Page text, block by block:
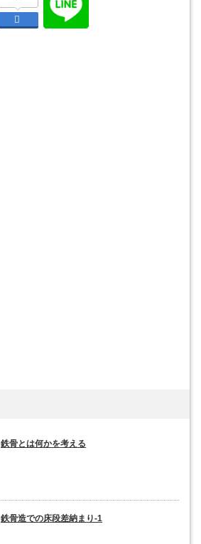
Facebook はてなブックマーク
鉄骨とは何かを考える
鉄骨造での床段差納まり-1